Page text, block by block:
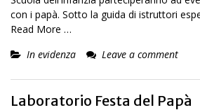
con i papà. Sotto la guida di istruttori
Read More …
In evidenza
Leave a comment
Laboratorio Festa del Papà